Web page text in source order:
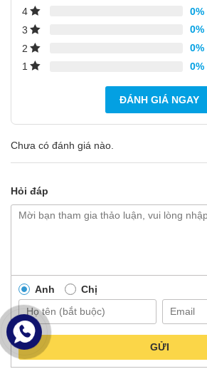
4
0%
3
0%
2
0%
1
0%
ĐÁNH GIÁ NGAY
Chưa có đánh giá nào.
Hỏi đáp
Anh Chị
GỬI